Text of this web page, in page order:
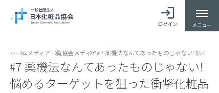
ログイン メニュー
ホーム メディア一覧協会メディア#7 薬機法なんてあったものじゃない！悩める
#7 薬機法なんてあったものじゃない！
悩めるターゲットを狙った衝撃化粧品